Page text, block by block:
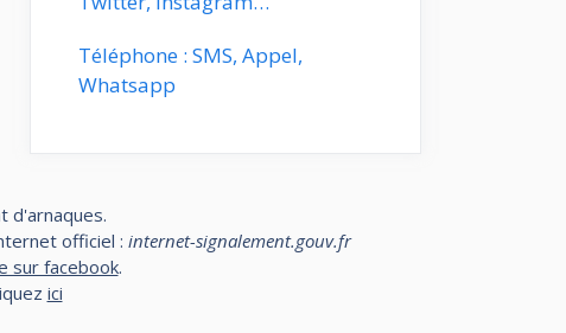
Téléphone : SMS, Appel,
Whatsapp
d'arnaques.
officiel : internet-signalement.gouv.fr
sur facebook.
ici